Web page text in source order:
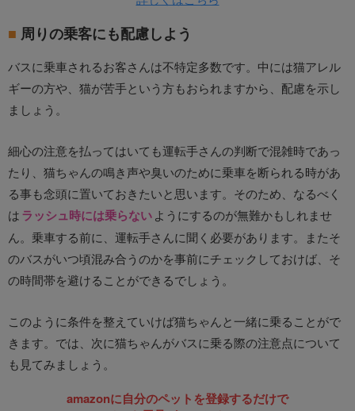
周りの乗客にも配慮しよう
バスに乗車されるお客さんは不特定多数です。中には猫アレル
ギーの方や、猫が苦手という方もおられますから、配慮を示し
ましょう。
細心の注意を払ってはいても運転手さんの判断で混雑時であっ
たり、猫ちゃんの鳴き声や臭いのために乗車を断られる時があ
る事も念頭に置いておきたいと思います。そのため、なるべく
はラッシュ時には乗らないようにするのが無難かもしれませ
ん。乗車する前に、運転手さんに聞く必要があります。またそ
のバスがいつ頃混み合うのかを事前にチェックしておけば、そ
の時間帯を避けることができるでしょう。
このように条件を整えていけば猫ちゃんと一緒に乗ることがで
きます。では、次に猫ちゃんがバスに乗る際の注意点について
も見てみましょう。
amazonに自分のペットを登録するだけで